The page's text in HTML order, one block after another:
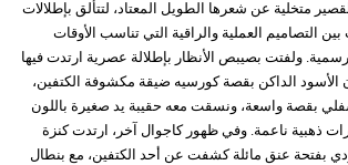
متخلية عن شعرها الطويل المعتاد، لتتألق بإطلالات
التصاميم العملية والراقية التي تناسب الأوقات
ولفتت بصيبص الأنظار بإطلالة عصرية ارتدت فيها
الداكن بقصة كورسيه ضيقة مكشوفة الكتفين،
بقصة واسعة، ونسقت معه حقيبة يد صغيرة باللون
ذهبية ناعمة. وفي ظهور كاجوال آخر، ارتدت كنزة
بفتحة عنق مائلة كشفت عن أحد الكتفين، مع بنطال